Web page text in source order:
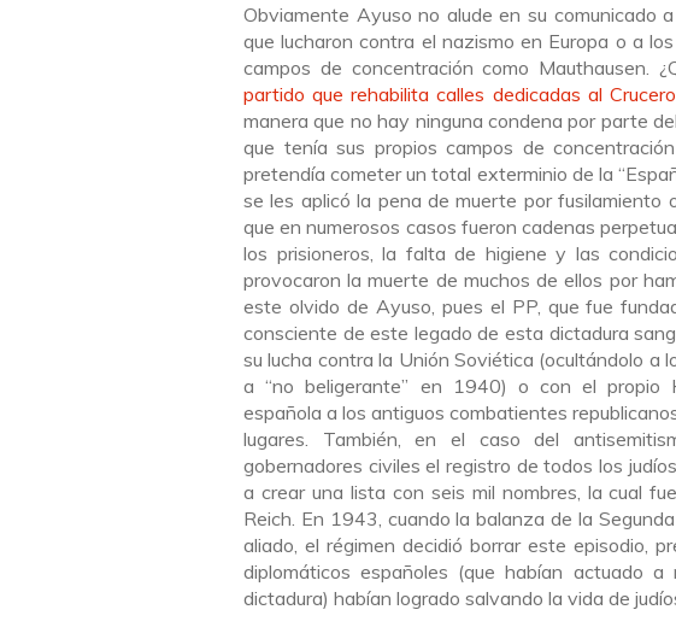
Obviamente Ayuso no alude en su comunicado
que lucharon contra el nazismo en Europa o a
campos de concentración como Mauthausen.
partido que rehabilita calles dedicadas al
manera que no hay ninguna condena por parte
que tenía sus propios campos de
pretendía cometer un total exterminio de la
se les aplicó la pena de muerte por fusilamiento
que en numerosos casos fueron cadenas
los prisioneros, la falta de higiene y las
provocaron la muerte de muchos de ellos por
este olvido de Ayuso, pues el PP, que fue
consciente de este legado de esta dictadura
su lucha contra la Unión Soviética (ocultándolo a
a “no beligerante” en 1940) o con el propio
española a los antiguos combatientes
lugares. También, en el caso del
gobernadores civiles el registro de todos los
a crear una lista con seis mil nombres, la cual
Reich. En 1943, cuando la balanza de la
aliado, el régimen decidió borrar este episodio,
diplomáticos españoles (que habían actuado
dictadura) habían logrado salvando la vida de